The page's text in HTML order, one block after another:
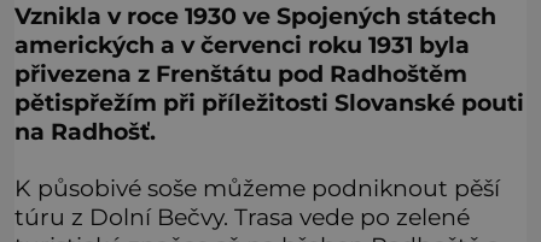
Vznikla v roce 1930 ve Spojených státech
amerických a v červenci roku 1931 byla
přivezena z Frenštátu pod Radhoštěm
pětispřežím při příležitosti Slovanské pouti
na Radhošť.
K působivé soše můžeme podniknout pěší
túru z Dolní Bečvy. Trasa vede po zelené